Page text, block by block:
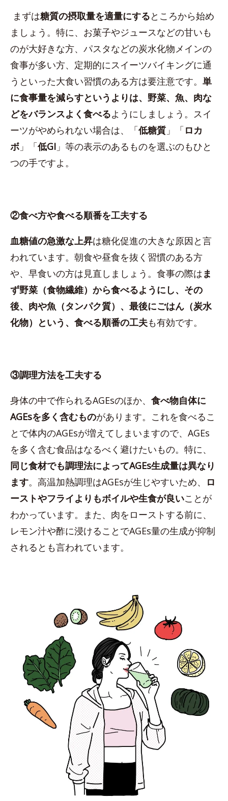
まずは糖質の摂取量を適量にするところから始め
ましょう。特に、お菓子やジュースなどの甘いも
のが大好きな方、パスタなどの炭水化物メインの
食事が多い方、定期的にスイーツバイキングに通
うといった大食い習慣のある方は要注意です。 単
に食事量を減らすというよりは、野菜、魚、肉な
どをバランスよく食べるようにしましょう。スイ
ーツがやめられない場合は、「低糖質 」「ロカ
ボ 」「低GI 」等の表示のあるものを選ぶのもひと
つの手ですよ。
②食べ方や食べる順番を工夫する
血糖値の急激な上昇は糖化促進の大きな原因と言
われています。朝食や昼食を抜く習慣のある方
や、早食いの方は見直しましょう。食事の際はま
ず野菜（食物繊維）から食べるようにし、その
後、肉や魚（タンパク質）、最後にごはん（炭水
化物）という、食べる順番の工夫も有効です。
③調理方法を工夫する
身体の中で作られるAGEsのほか、 食べ物自体に
AGEsを多く含むものがあります。これを食べるこ
とで体内のAGEsが増えてしまいますので、AGEs
を多く含む食品はなるべく避けたいもの。特に、
同じ食材でも調理法によってAGEs生成量は異なり
ます。高温加熱調理はAGEsが生じやすいため、
ロ
ーストやフライよりもボイルや生食が良いことが
わかっています。また、肉をローストする前に、
レモン汁や酢に浸けることでAGEs量の生成が抑制
されるとも言われています。